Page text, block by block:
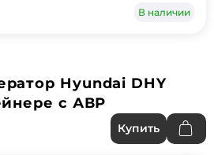
В наличии
Hyundai DHY
с АВР
Купить